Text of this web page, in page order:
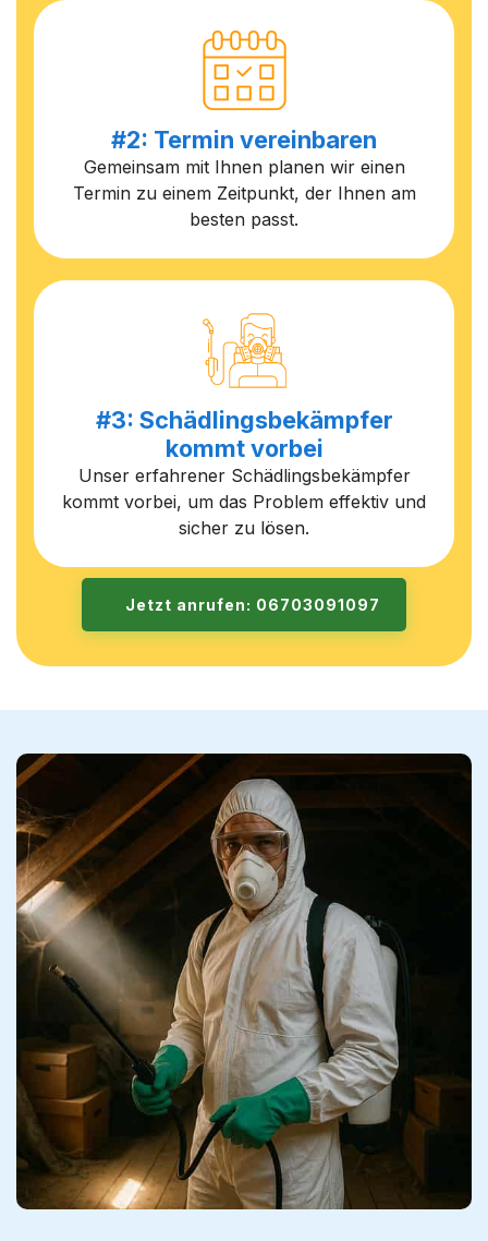
#2: Termin vereinbaren
Gemeinsam mit Ihnen planen wir einen
Termin zu einem Zeitpunkt, der Ihnen am
besten passt.
#3: Schädlingsbekämpfer
kommt vorbei
Unser erfahrener Schädlingsbekämpfer
kommt vorbei, um das Problem effektiv und
sicher zu lösen.
Jetzt anrufen: 06703091097